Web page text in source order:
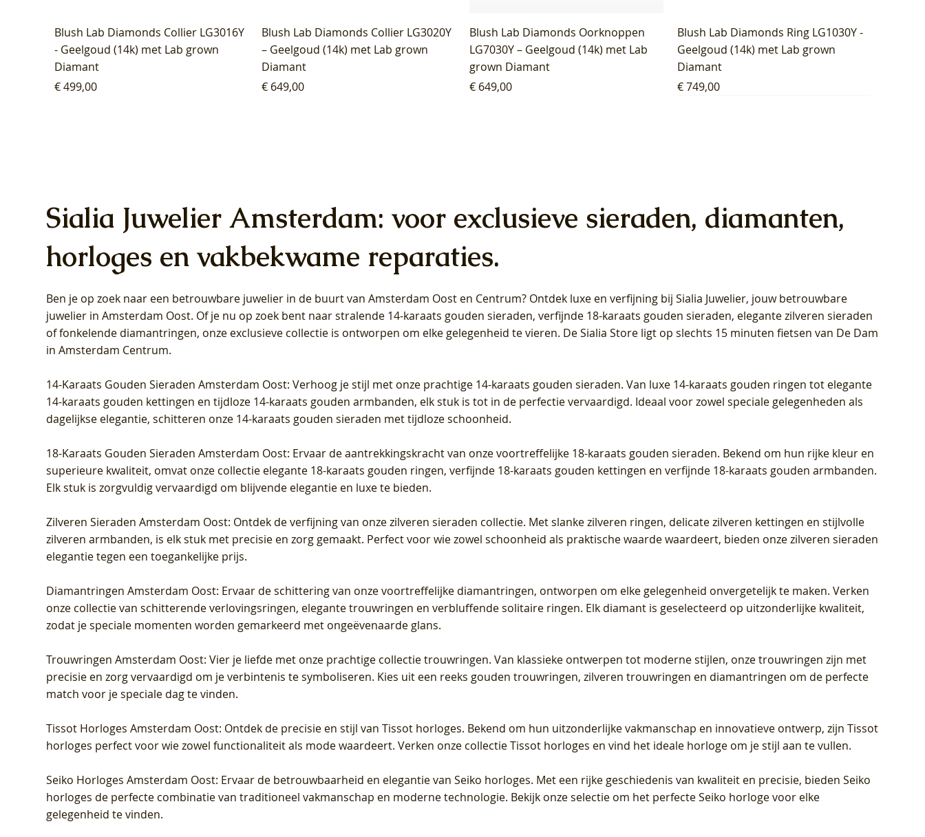
Blush Lab Diamonds Collier LG3016Y
- Geelgoud (14k) met Lab grown
Diamant
Prijs
€ 499,00
Blush Lab Diamonds Collier LG3020Y
– Geelgoud (14k) met Lab grown
Diamant
Prijs
€ 649,00
Blush Lab Diamonds Oorknoppen
LG7030Y – Geelgoud (14k) met Lab
grown Diamant
Prijs
€ 649,00
Blush Lab Diamonds Ring LG1030Y -
Geelgoud (14k) met Lab grown
Diamant
Prijs
€ 749,00
Blush Lab Diamonds Oorhangers
LG9006Y/S - Geelgoud (14k) met Lab
grown Diamant
Blush Lab Diamonds Oorhangers
LG9007Y/S - Geelgoud (14k) met Lab
grown Diamant
Blush Lab Diamonds Ring LG1028Y -
Geelgoud (14k) met Lab grown
Diamant
Blush Lab Diamonds Collier LG3014Y
- Geelgoud (14k) met Lab grown
Diamant
Blush Lab Diamonds Collier LG3019Y
– Geelgoud (14k) met Lab grown
Diamant
Blush Lab Diamonds Ring LG1042Y –
Geelgoud (14k) met Lab grown
Diamant
Blush Lab Diamonds Oorknoppen
LG7027Y - Geelgoud (14k) met Lab
grown Diamant
Blush Lab Diamonds Ring LG1029Y -
Geelgoud (14k) met Lab grown
Diamant
Blush Lab Diamonds Ring LG1031Y -
Geelgoud (14k) met Lab grown
Diamant
Blush Lab Diamonds Ring LG1044Y –
Geelgoud (14k) met Lab grown
Diamant
Blush Lab Diamonds Oorknoppen
LG7026Y - Geelgoud (14k) met Lab
grown Diamant
Blush Lab Diamonds Oorknoppen
LG7033Y – Geelgoud (14k) met Lab
grown Diamant
Sialia Juwelier Amsterdam: voor exclusieve sieraden, diamanten,
horloges en vakbekwame reparaties.
Ben je op zoek naar een betrouwbare juwelier in de buurt van Amsterdam Oost en Centrum? Ontdek luxe en verfijning bij Sialia Juwelier, jouw betrouwbare
juwelier in Amsterdam Oost. Of je nu op zoek bent naar stralende 14-karaats gouden sieraden, verfijnde 18-karaats gouden sieraden, elegante zilveren sieraden
of fonkelende diamantringen, onze exclusieve collectie is ontworpen om elke gelegenheid te vieren. De Sialia Store ligt op slechts 15 minuten fietsen van De Dam
in Amsterdam Centrum.
14-Karaats Gouden Sieraden Amsterdam Oost: Verhoog je stijl met onze prachtige 14-karaats gouden sieraden. Van luxe 14-karaats gouden ringen tot elegante
14-karaats gouden kettingen en tijdloze 14-karaats gouden armbanden, elk stuk is tot in de perfectie vervaardigd. Ideaal voor zowel speciale gelegenheden als
dagelijkse elegantie, schitteren onze 14-karaats gouden sieraden met tijdloze schoonheid.
18-Karaats Gouden Sieraden Amsterdam Oost: Ervaar de aantrekkingskracht van onze voortreffelijke 18-karaats gouden sieraden. Bekend om hun rijke kleur en
superieure kwaliteit, omvat onze collectie elegante 18-karaats gouden ringen, verfijnde 18-karaats gouden kettingen en verfijnde 18-karaats gouden armbanden.
Elk stuk is zorgvuldig vervaardigd om blijvende elegantie en luxe te bieden.
Zilveren Sieraden Amsterdam Oost: Ontdek de verfijning van onze zilveren sieraden collectie. Met slanke zilveren ringen, delicate zilveren kettingen en stijlvolle
zilveren armbanden, is elk stuk met precisie en zorg gemaakt. Perfect voor wie zowel schoonheid als praktische waarde waardeert, bieden onze zilveren sieraden
elegantie tegen een toegankelijke prijs.
Diamantringen Amsterdam Oost: Ervaar de schittering van onze voortreffelijke diamantringen, ontworpen om elke gelegenheid onvergetelijk te maken. Verken
onze collectie van schitterende verlovingsringen, elegante trouwringen en verbluffende solitaire ringen. Elk diamant is geselecteerd op uitzonderlijke kwaliteit,
zodat je speciale momenten worden gemarkeerd met ongeëvenaarde glans.
Trouwringen Amsterdam Oost: Vier je liefde met onze prachtige collectie trouwringen. Van klassieke ontwerpen tot moderne stijlen, onze trouwringen zijn met
precisie en zorg vervaardigd om je verbintenis te symboliseren. Kies uit een reeks gouden trouwringen, zilveren trouwringen en diamantringen om de perfecte
match voor je speciale dag te vinden.
Tissot Horloges Amsterdam Oost: Ontdek de precisie en stijl van Tissot horloges. Bekend om hun uitzonderlijke vakmanschap en innovatieve ontwerp, zijn Tissot
horloges perfect voor wie zowel functionaliteit als mode waardeert. Verken onze collectie Tissot horloges en vind het ideale horloge om je stijl aan te vullen.
Seiko Horloges Amsterdam Oost: Ervaar de betrouwbaarheid en elegantie van Seiko horloges. Met een rijke geschiedenis van kwaliteit en precisie, bieden Seiko
horloges de perfecte combinatie van traditioneel vakmanschap en moderne technologie. Bekijk onze selectie om het perfecte Seiko horloge voor elke
gelegenheid te vinden.